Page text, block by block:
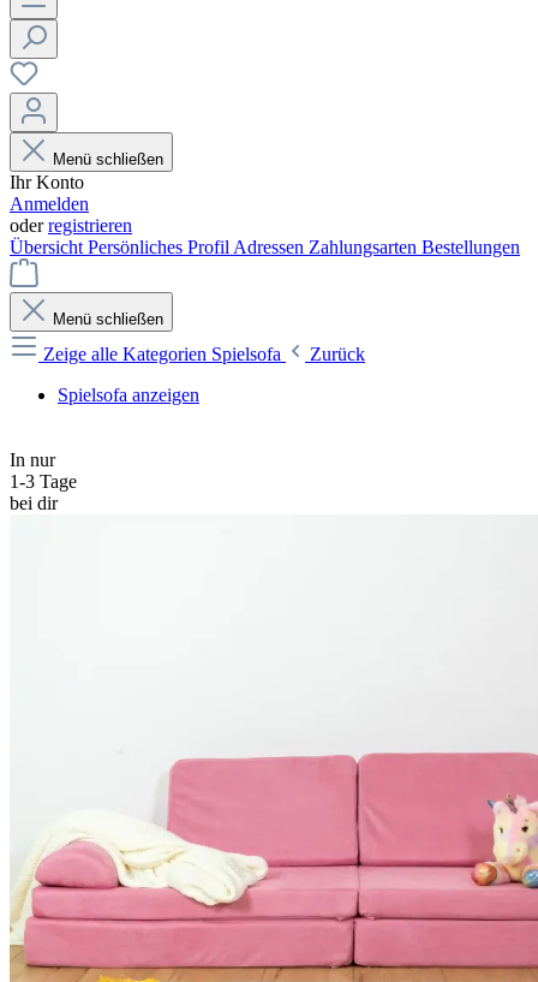
Menü schließen
Ihr Konto
Anmelden
oderregistrieren
Übersicht Persönliches Profil Adressen Zahlungsarten Bestellungen
Menü schließen
Zeige alle Kategorien Spielsofa
Zurück
Spielsofa anzeigen
In nur
1-3 Tage
bei dir